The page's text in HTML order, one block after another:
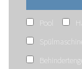
Pool
Spülmaschine